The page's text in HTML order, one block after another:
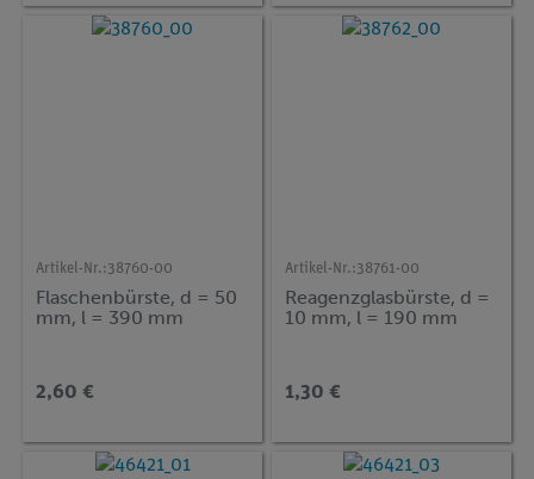
Artikel-Nr.:38760-00
Flaschenbürste, d = 50
mm, l = 390 mm
2,60 €
Artikel-Nr.:38761-00
Reagenzglasbürste, d =
10 mm, l = 190 mm
1,30 €